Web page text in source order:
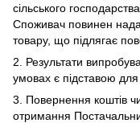
сільського
Споживач повинен
товару, що підлягає
2. Результати
умовах є підставою
3. Повернення коштів
отримання